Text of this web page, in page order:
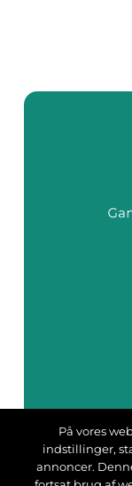
På vores
indstillinger,
annoncer.